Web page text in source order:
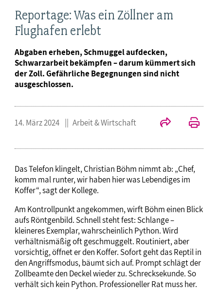
Reportage: Was ein Zöllner am
Flughafen erlebt
Abgaben erheben, Schmuggel aufdecken,
Schwarzarbeit bekämpfen – darum kümmert sich
der Zoll. Gefährliche Begegnungen sind nicht
ausgeschlossen.
14. März 2024 Arbeit & Wirtschaft
Das Telefon klingelt, Christian Böhm nimmt ab: „Chef,
komm mal runter, wir haben hier was Lebendiges im
Koffer“, sagt der Kollege.
Am Kontrollpunkt angekommen, wirft Böhm einen Blick
aufs Röntgenbild. Schnell steht fest: Schlange –
kleineres Exemplar, wahrscheinlich Python. Wird
verhältnismäßig oft geschmuggelt. Routiniert, aber
vorsichtig, öffnet er den Koffer. Sofort geht das Reptil in
den Angriffsmodus, bäumt sich auf. Prompt schlägt der
Zollbeamte den Deckel wieder zu. Schrecksekunde. So
verhält sich kein Python. Professioneller Rat muss her.